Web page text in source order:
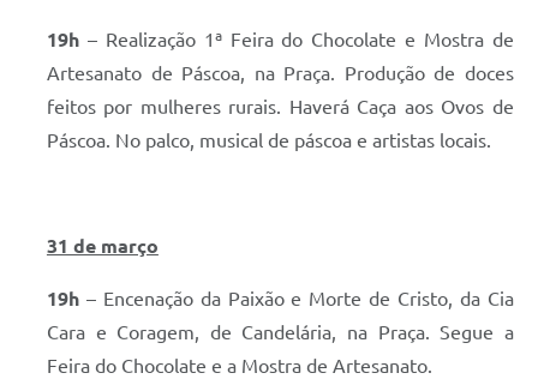
19h– Realização 1ª Feira do Chocolate e Mostra de
Artesanato de Páscoa, na Praça. Produção de doces
feitos por mulheres rurais. Haverá Caça aos Ovos de
Páscoa. No palco, musical de páscoa e artistas locais.
31 de março
19h– Encenação da Paixão e Morte de Cristo, da Cia
Cara e Coragem, de Candelária, na Praça. Segue a
Feira do Chocolate e a Mostra de Artesanato.